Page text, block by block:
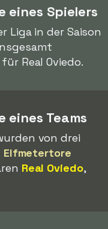
eines Spielers
Liga in der Saison
für Real Oviedo.
eines Teams
von drei
Elfmetertore
Real Oviedo,